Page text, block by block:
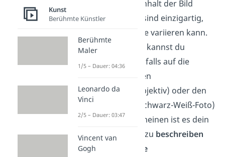
für den Inhalt der Bild
Analyse.Alle Bilder sind einzigartig,
wodurch die Analyse variieren kann.
Bei einer Fotografie kannst du
beispielsweise ebenfalls auf die
Kameraeinstellungen
(Belichtungszeit, Objektiv) oder den
Modus (Farbfoto, Schwarz-Weiß-Foto)
eingehen. Im Allgemeinen ist es dein
Ziel, das Bild genau zu beschreiben
und die
Bildaussage
Kunst
Berühmte Künstler
Berühmte
Maler
1/5 – Dauer: 04:36
Leonardo da
Vinci
2/5 – Dauer: 03:47
Vincent van
Gogh